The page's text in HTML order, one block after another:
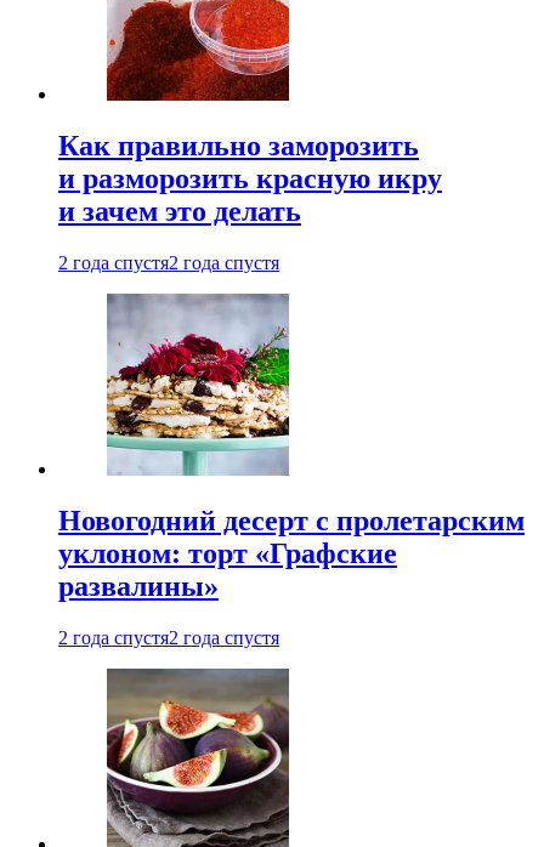
Как правильно заморозить
и разморозить красную икру
и зачем это делать
2 года спустя2 года спустя
Новогодний десерт с пролетарским
уклоном: торт «Графские
развалины»
2 года спустя2 года спустя